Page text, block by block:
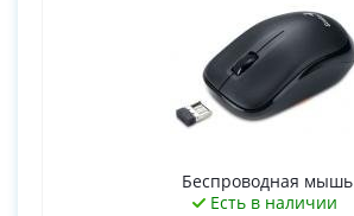
Беспроводная мышь
Есть в наличии